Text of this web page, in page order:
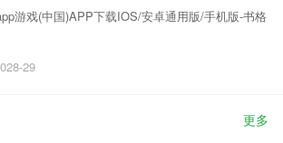
游戏(中国)APP下载IOS/安卓通用版/手机版-书格
29
更多